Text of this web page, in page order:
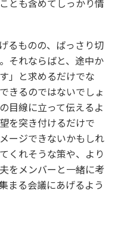
とも含めてしっかり情
るものの、ばっさり切
それならばと、途中か
」と求めるだけでな
きるのではないでしょ
目線に立って伝えるよ
を突き付けるだけで
ージできないかもしれ
くれそうな策や、より
をメンバーと一緒に考
まる会議にあげるよう